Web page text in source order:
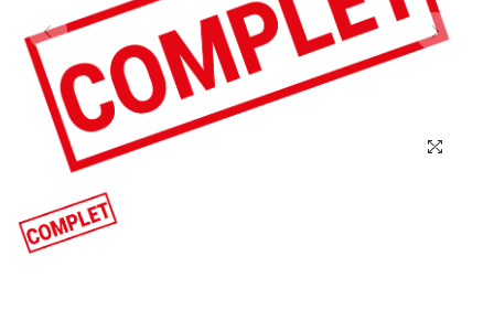
BOUTIQUE
CONTACT
MON COMPTE
Devise